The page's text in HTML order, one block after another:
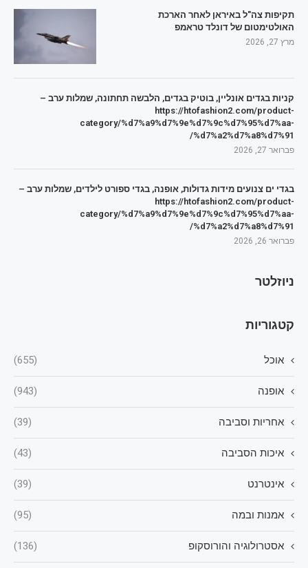
תקיפות צה"ל באיראן לאחר הארכת
האולטימטום של דונלד טראמפ
מרץ 27, 2026
קניות בגדים אונליין, בוטיק בגדים, הלבשה תחתונה, שמלות ערב –
https://htofashion2.com/product-
category/%d7%a9%d7%9e%d7%9c%d7%95%d7%aa-
%d7%a2%d7%a8%d7%91/
פברואר 27, 2026
בגדי ים צנועים מידות גדולות, אופנה, בגדי ספורט לילדים, שמלות ערב –
https://htofashion2.com/product-
category/%d7%a9%d7%9e%d7%9c%d7%95%d7%aa-
%d7%a2%d7%a8%d7%91/
פברואר 26, 2026
ניוזלטר
קטגוריות
אוכל (655)
אופנה (943)
אחריות וסביבה (39)
איכות הסביבה (43)
אינטרנט (39)
אמנות ובמה (95)
אסטרולוגיה והורוסקופ (136)